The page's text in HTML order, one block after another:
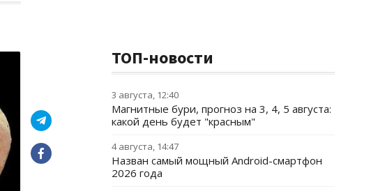
ТОП-новости
3 августа, 12:40
Магнитные бури, прогноз на 3, 4, 5 августа:
какой день будет "красным"
4 августа, 14:47
Назван самый мощный Android-смартфон
2026 года